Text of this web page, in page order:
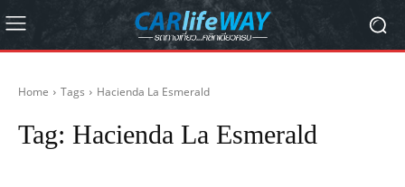
Home Tags Hacienda La Esmerald
Tag: Hacienda La Esmerald